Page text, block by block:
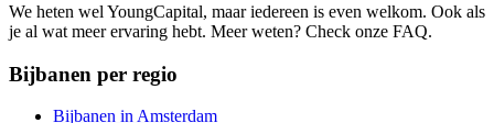
We heten wel YoungCapital, maar iedereen is even welkom. Ook als
je al wat meer ervaring hebt. Meer weten? Check onze FAQ.
Bijbanen per regio
Bijbanen in Amsterdam